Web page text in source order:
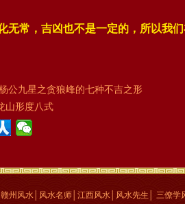
无常，吉凶也不是一定的，所以我
公九星之贪狼峰的七种不吉之形
山形度八式
州风水│风水名师│江西风水│风水先生 三僚学